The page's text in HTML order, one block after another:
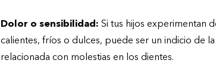
Dolor o sensibilidad: Si tus hijos experimentan
calientes, fríos o dulces, puede ser un indicio de
relacionada con molestias en los dientes.